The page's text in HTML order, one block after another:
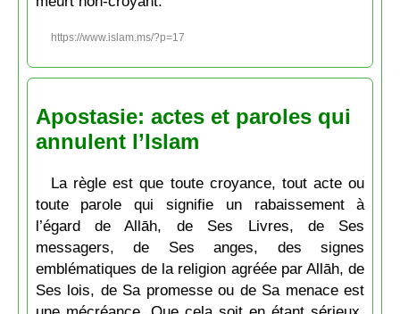
https://www.islam.ms/?p=17
Apostasie: actes et paroles qui
annulent l’Islam
La règle est que toute croyance, tout acte ou
toute parole qui signifie un rabaissement à
l’égard de Allāh, de Ses Livres, de Ses
messagers, de Ses anges, des signes
emblématiques de la religion agréée par Allāh, de
Ses lois, de Sa promesse ou de Sa menace est